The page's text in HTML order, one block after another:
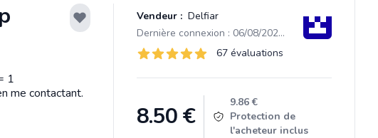
Vendeur : Delfiar
Dernière connexion : 06/08/2026 14:14
Évaluations
67 sur 5 étoiles 67 évaluations
Product information
8.50€
9.86 €
Protection de
l'acheteur inclus
1
me contactant.